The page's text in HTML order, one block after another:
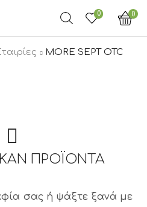
0 0
MORE SEPT OTC
ΠΡΟΪΟΝΤΑ
σας ή ψάξτε ξανά με